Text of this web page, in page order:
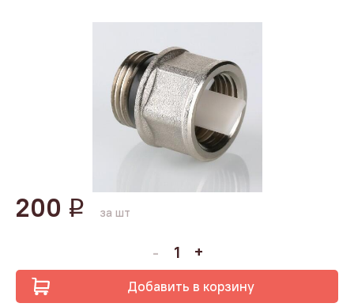
200 q за шт
Добавить в корзину